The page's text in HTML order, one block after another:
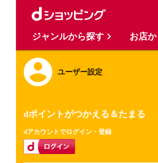
ユーザー設定
dポイントがつかえる＆たまる
dアカウントでログイン・登録
ジャンルから探す お店